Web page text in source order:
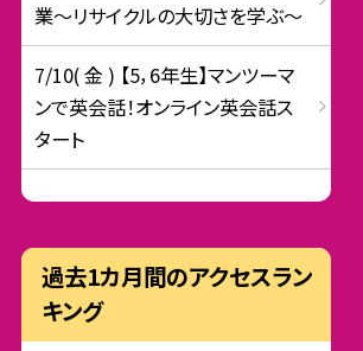
業〜リサイクルの大切さを学ぶ〜
7/10( 金 ) 【5，6年生】マンツーマ
ンで英会話！オンライン英会話ス
タート
過去1カ月間のアクセスラン
キング